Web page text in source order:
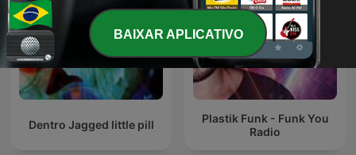
Dentro Jagged little pill
Plastik Funk - Funk You
Radio
BAIXAR APLICATIVO